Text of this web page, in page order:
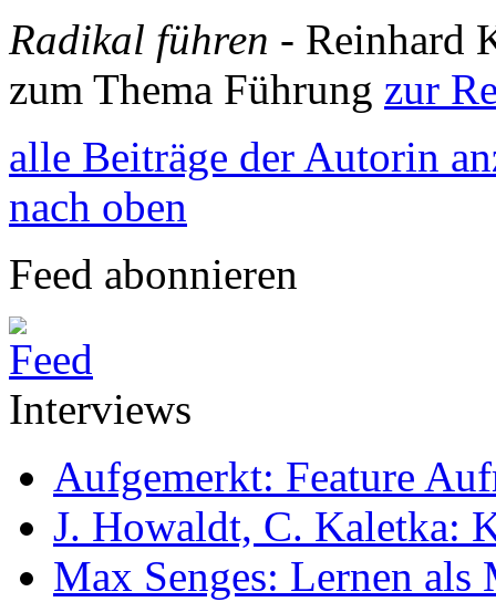
Radikal führen - Reinhard
zum Thema Führung zur
alle Beiträge der Autorin
nach oben
Feed abonnieren
Interviews
Aufgemerkt: Feature
J. Howaldt, C. Kaletka:
Max Senges: Lernen als